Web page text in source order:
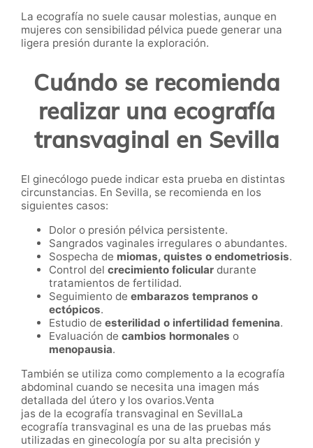
La ecografía no suele causar molestias, aunque en
mujeres con sensibilidad pélvica puede generar una
ligera presión durante la exploración.
Cuándo se recomienda
realizar una ecografía
transvaginal en Sevilla
El ginecólogo puede indicar esta prueba en distintas
circunstancias. En Sevilla, se recomienda en los
siguientes casos:
Dolor o presión pélvica persistente.
Sangrados vaginales irregulares o abundantes.
Sospecha de miomas, quistes o endometriosis.
Control del crecimiento folicular durante
tratamientos de fertilidad.
Seguimiento de embarazos tempranos o
ectópicos.
Estudio de esterilidad o infertilidad femenina.
Evaluación de cambios hormonales o
menopausia.
También se utiliza como complemento a la ecografía
abdominal cuando se necesita una imagen más
detallada del útero y los ovarios.Venta
jas de la ecografía transvaginal en SevillaLa
ecografía transvaginal es una de las pruebas más
utilizadas en ginecología por su alta precisión y